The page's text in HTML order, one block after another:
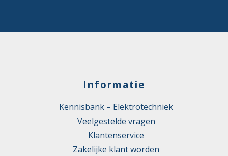
Informatie
Kennisbank – Elektrotechniek
Veelgestelde vragen
Klantenservice
Zakelijke klant worden